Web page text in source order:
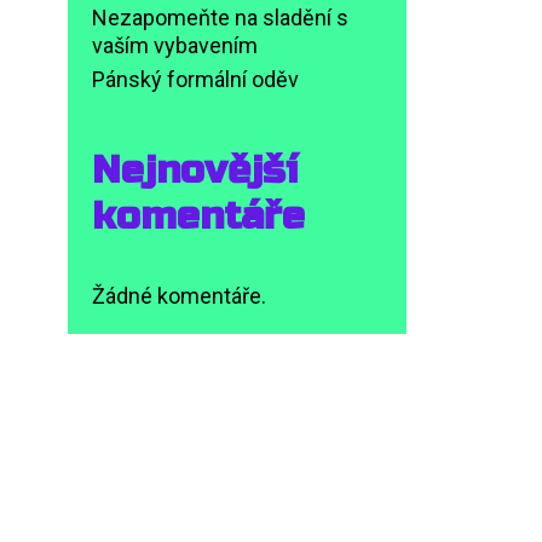
Nezapomeňte na sladění s
vaším vybavením
Pánský formální oděv
Nejnovější
komentáře
Žádné komentáře.